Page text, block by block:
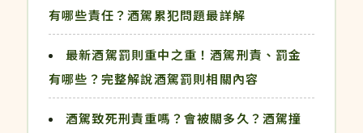
有哪些責任？酒駕累犯問題最詳解
最新酒駕罰則重中之重！酒駕刑責、罰金
有哪些？完整解說酒駕罰則相關內容
酒駕致死刑責重嗎？會被關多久？酒駕撞